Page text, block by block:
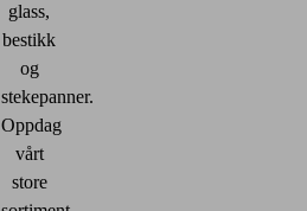
glass,
bestikk
og
stekepanner.
Oppdag
vårt
store